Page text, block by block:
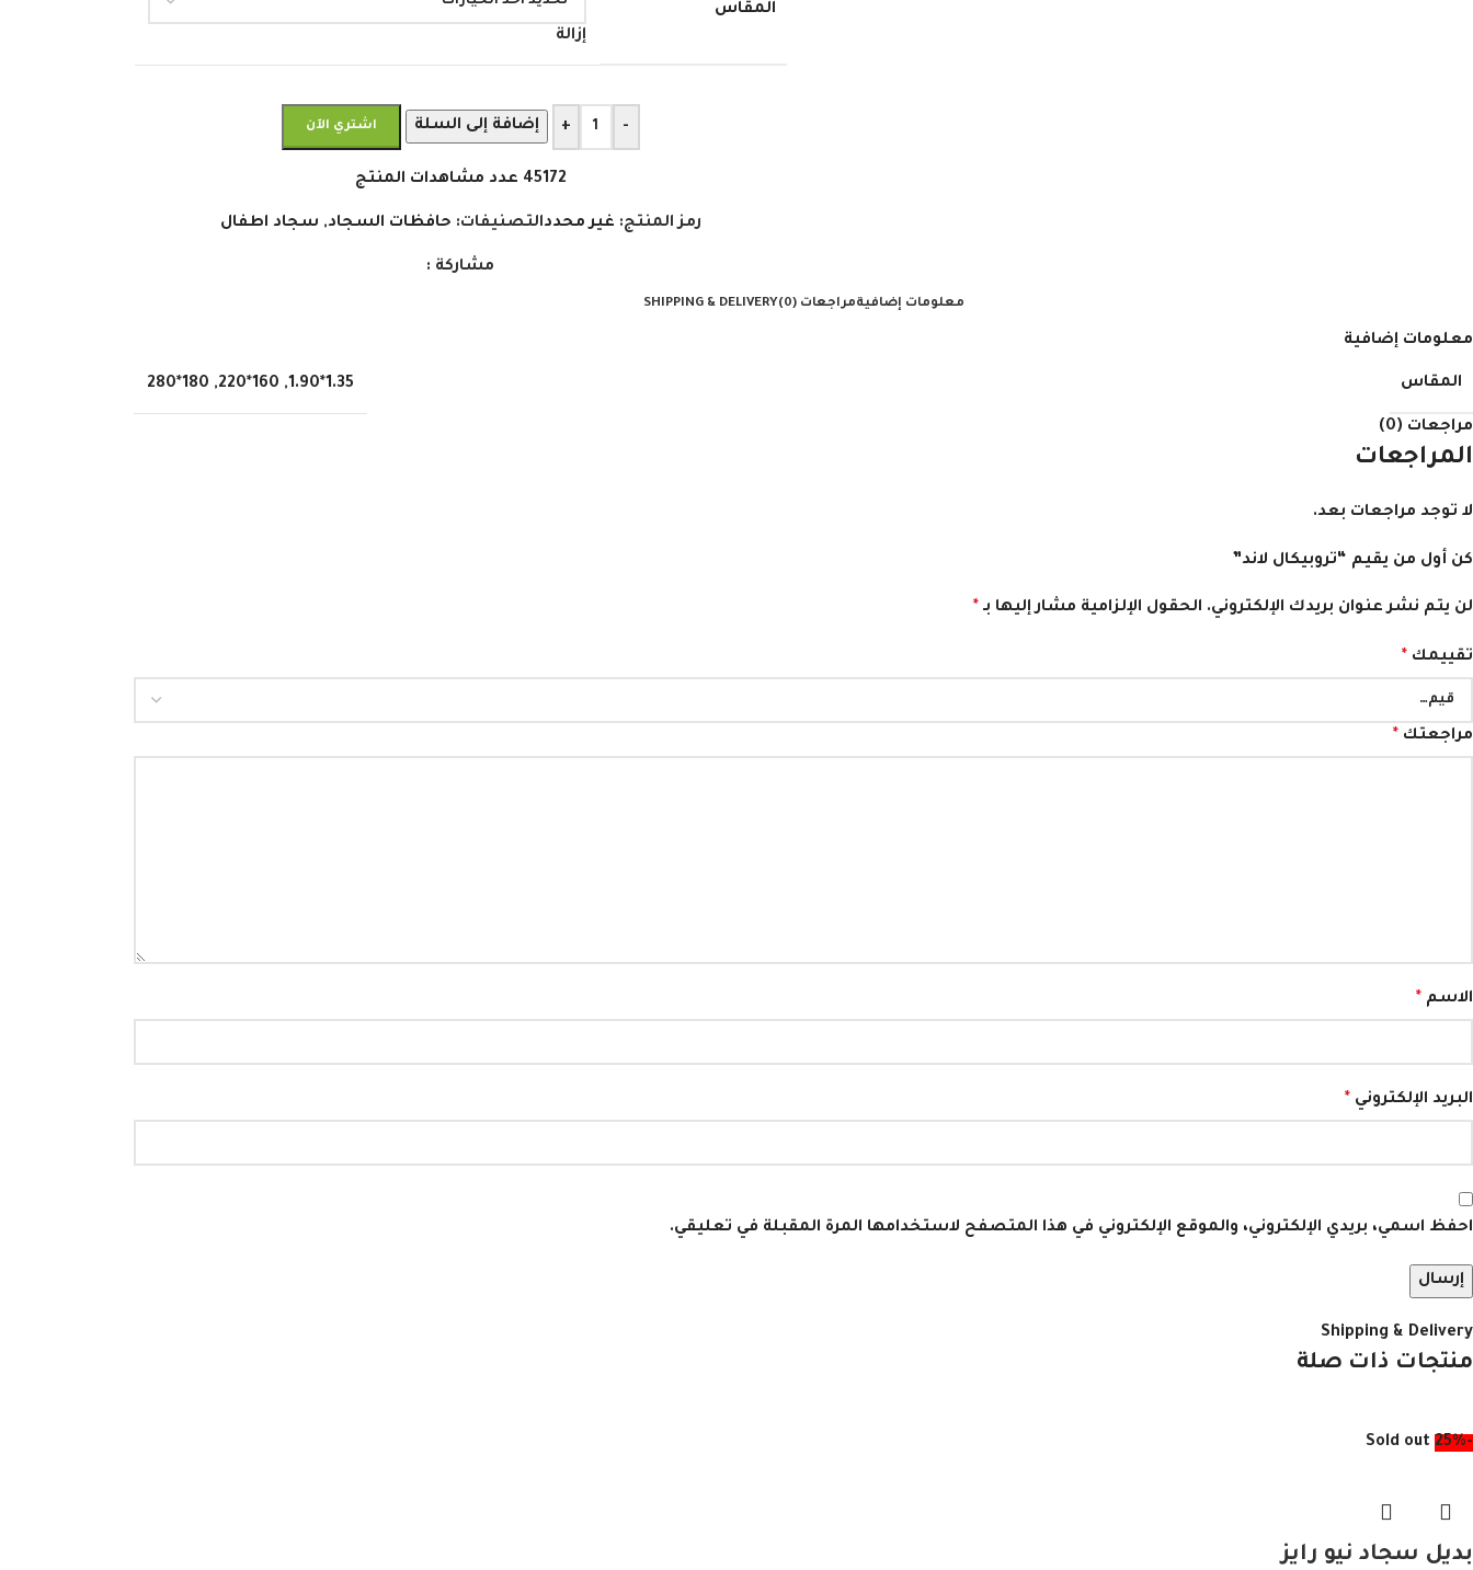
المقاس
إزالة
-
+ إضافة إلى السلة اشتري الآن
45172 عدد مشاهدات المنتج
رمز المنتج: غير محددالتصنيفات: حافظات السجاد, سجاد اطفال
مشاركة :
معلومات إضافيةمراجعات (0) SHIPPING & DELIVERY
معلومات إضافية
المقاس 1.35*1.90
,
160*220
,
180*280
مراجعات (0)
المراجعات
لا توجد مراجعات بعد.
كن أول من يقيم “تروبيكال لاند”
لن يتم نشر عنوان بريدك الإلكتروني. الحقول الإلزامية مشار إليها بـ *
تقييمك *
مراجعتك *
الاسم *
البريد الإلكتروني *
احفظ اسمي، بريدي الإلكتروني، والموقع الإلكتروني في هذا المتصفح لاستخدامها المرة المقبلة في تعليقي.
Shipping & Delivery
منتجات ذات صلة
-25%
Sold out
بديل سجاد نيو رايز